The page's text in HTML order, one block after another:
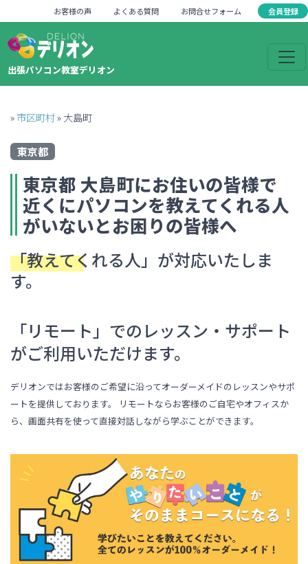
お客様の声 よくある質問 お問合せフォーム 会員登録
出張パソコン教室デリオン
»市区町村»大島町
東京都
東京都 大島町にお住いの皆様で
近くにパソコンを教えてくれる人
がいないとお困りの皆様へ
「教えてくれる人」 が対応いたしま
す。
「リモート」でのレッスン・サポート
がご利用いただけます。
デリオンではお客様のご希望に沿ってオーダーメイドのレッスンやサポ
ートを提供しております。 リモートならお客様のご自宅やオフィスか
ら、画面共有を使って直接対話しながら学ぶことができます。